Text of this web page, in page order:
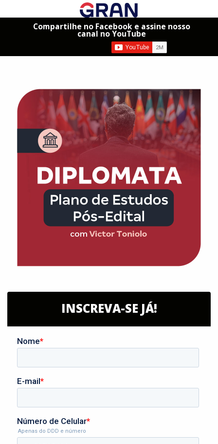
Compartilhe no Facebook e assine nosso
canal no YouTube
INSCREVA-SE JÁ!